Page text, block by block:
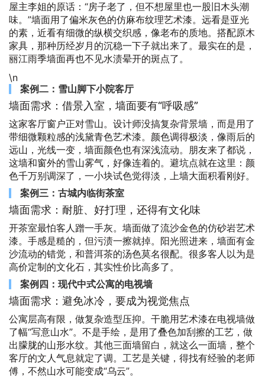
屋主李姐的原话：“房子老了，但不想屋里也一股旧木头潮
味。”墙面用了偏米灰色的仿麻布纹理艺术漆。远看是亚光
的素，近看有细微的纵横交织感，像老布的质地。搭配原木
家具，那种历经岁月的沉稳一下子就出来了。最实在的是，
丽江雨季墙面再也不见水渍晕开的斑点了。
\n
案例二：雪山脚下小院客厅
墙面需求：借景入室，墙面要有“呼吸感”
这家客厅窗户正对雪山。设计师没搞复杂背景墙，而是用了
带细微颗粒感的浅黛青色艺术漆。颜色调得极淡，像雨后的
远山，光线一变，墙面颜色也有深浅流动。朋友来了都说，
这墙和窗外的雪山雾气，好像连着的。避坑点就在这里：颜
色千万别调深了，一小块试色觉得淡，上墙大面积看刚好。
案例三：古城内临街茶室
墙面需求：耐脏、好打理，还得有文化味
开茶室最怕客人蹭一手灰。墙面做了流沙金色的仿砂岩艺术
漆。手感是糙的，但污渍一擦就掉。阳光照进来，墙面有金
沙流动的错觉，和普洱茶的汤色莫名很配。很多客人以为是
高价定制的文化石，其实性价比高多了。
案例四：现代中式公寓的电视墙
墙面需求：避免冰冷，要成为视觉焦点
公寓层高有限，做复杂造型压抑。干脆用艺术漆在电视墙做
了幅“写意山水”。不是手绘，是用了叠色加刮擦的工艺，做
出朦胧的山形水纹。其他三面墙留白，就这么一面墙，整个
客厅的文人气息就定了调。工艺是关键，得找有经验的老师
傅，不然山水可能变成“乌云”。